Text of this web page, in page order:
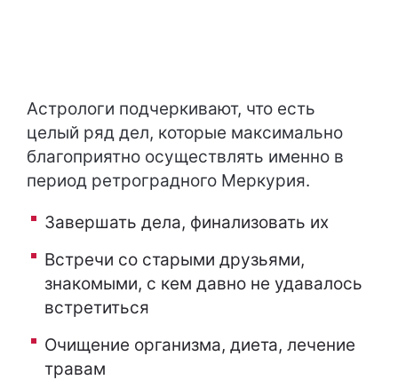
Астрологи подчеркивают, что есть
целый ряд дел, которые максимально
благоприятно осуществлять именно в
период ретроградного Меркурия.
Завершать дела, финализовать их
Встречи со старыми друзьями,
знакомыми, с кем давно не удавалось
встретиться
Очищение организма, диета, лечение
травам